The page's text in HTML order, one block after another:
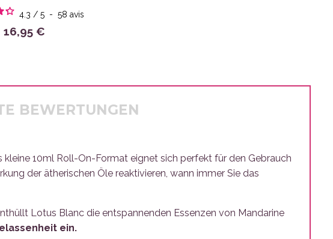
4.3 / 5 - 58avis
16,95 €
BEWERTUNGEN
10ml Roll-On-Format eignet sich perfekt für den Gebrauch
der ätherischen Öle reaktivieren, wann immer Sie das
Lotus Blanc die entspannenden Essenzen von Mandarine
ein.